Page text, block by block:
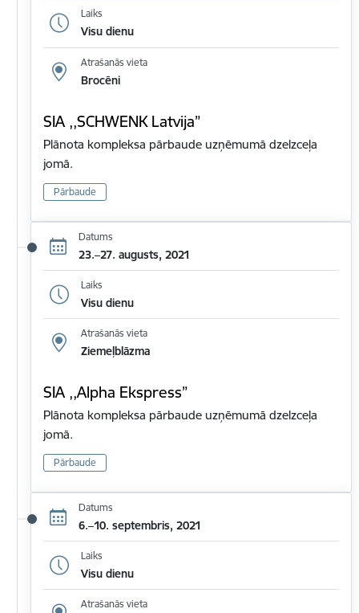
Laiks
Visu dienu
Atrašanās vieta
Brocēni
SIA ,,SCHWENK Latvija”
Plānota kompleksa pārbaude uzņēmumā dzelzceļa
jomā.
Pārbaude
Datums
23.–27. augusts, 2021
Laiks
Visu dienu
Atrašanās vieta
Ziemeļblāzma
SIA ,,Alpha Ekspress”
Plānota kompleksa pārbaude uzņēmumā dzelzceļa
jomā.
Pārbaude
Datums
6.–10. septembris, 2021
Laiks
Visu dienu
Atrašanās vieta